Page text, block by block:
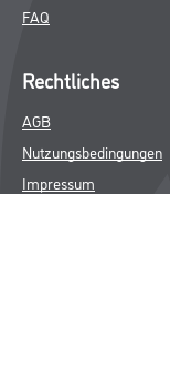
FAQ
Rechtliches
AGB
Nutzungsbedingungen
Impressum